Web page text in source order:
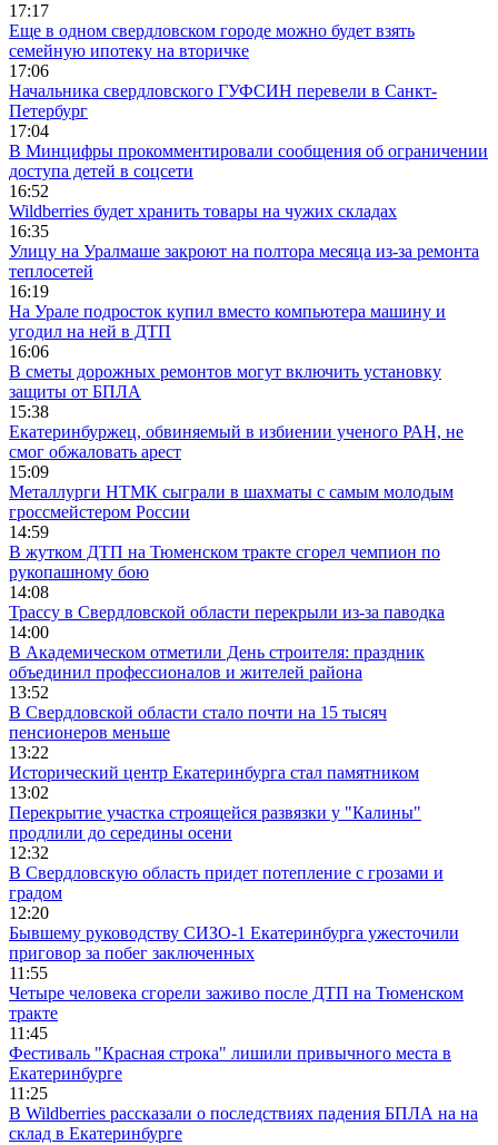
17:17
Еще в одном свердловском городе можно будет взять
семейную ипотеку на вторичке
17:06
Начальника свердловского ГУФСИН перевели в Санкт-
Петербург
17:04
В Минцифры прокомментировали сообщения об ограничении
доступа детей в соцсети
16:52
Wildberries будет хранить товары на чужих складах
16:35
Улицу на Уралмаше закроют на полтора месяца из-за ремонта
теплосетей
16:19
На Урале подросток купил вместо компьютера машину и
угодил на ней в ДТП
16:06
В сметы дорожных ремонтов могут включить установку
защиты от БПЛА
15:38
Екатеринбуржец, обвиняемый в избиении ученого РАН, не
смог обжаловать арест
15:09
Металлурги НТМК сыграли в шахматы с самым молодым
гроссмейстером России
14:59
В жутком ДТП на Тюменском тракте сгорел чемпион по
рукопашному бою
14:08
Трассу в Свердловской области перекрыли из-за паводка
14:00
В Академическом отметили День строителя: праздник
объединил профессионалов и жителей района
13:52
В Свердловской области стало почти на 15 тысяч
пенсионеров меньше
13:22
Исторический центр Екатеринбурга стал памятником
13:02
Перекрытие участка строящейся развязки у "Калины"
продлили до середины осени
12:32
В Свердловскую область придет потепление с грозами и
градом
12:20
Бывшему руководству СИЗО-1 Екатеринбурга ужесточили
приговор за побег заключенных
11:55
Четыре человека сгорели заживо после ДТП на Тюменском
тракте
11:45
Фестиваль "Красная строка" лишили привычного места в
Екатеринбурге
11:25
В Wildberries рассказали о последствиях падения БПЛА на на
склад в Екатеринбурге